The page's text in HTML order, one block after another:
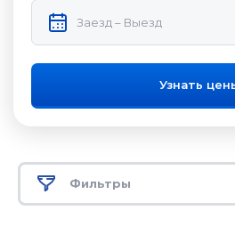
Узнать
Фильтры